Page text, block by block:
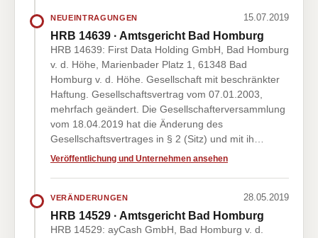
NEUEINTRAGUNGEN 15.07.2019
HRB 14639 · Amtsgericht Bad Homburg
HRB 14639: First Data Holding GmbH, Bad Homburg
v. d. Höhe, Marienbader Platz 1, 61348 Bad
Homburg v. d. Höhe. Gesellschaft mit beschränkter
Haftung. Gesellschaftsvertrag vom 07.01.2003,
mehrfach geändert. Die Gesellschafterversammlung
vom 18.04.2019 hat die Änderung des
Gesellschaftsvertrages in § 2 (Sitz) und mit ih…
Veröffentlichung und Unternehmen ansehen
VERÄNDERUNGEN 28.05.2019
HRB 14529 · Amtsgericht Bad Homburg
HRB 14529: ayCash GmbH, Bad Homburg v. d.